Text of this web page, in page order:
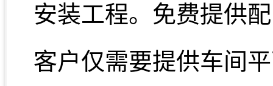
安装工程。免费提供
客户仅需要提供车间